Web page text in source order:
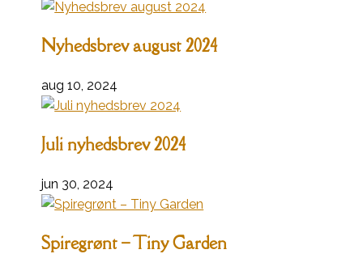
Nyhedsbrev august 2024
aug 10, 2024
Juli nyhedsbrev 2024
jun 30, 2024
Spiregrønt – Tiny Garden